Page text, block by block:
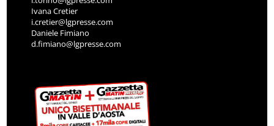
Ivana Cretier
i.cretier@lgpresse.com
Daniele Fimiano
d.fimiano@lgpresse.com